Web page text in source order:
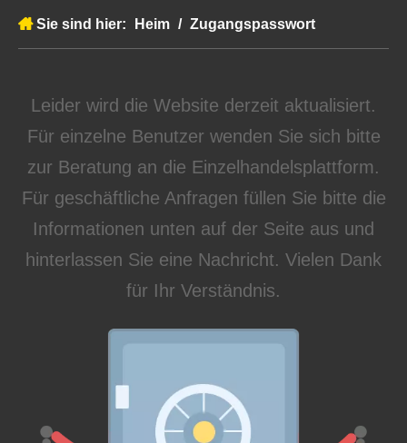
Sie sind hier: Heim / Zugangspasswort
Leider wird die Website derzeit aktualisiert.
Für einzelne Benutzer wenden Sie sich bitte
zur Beratung an die Einzelhandelsplattform.
Für geschäftliche Anfragen füllen Sie bitte die
Informationen unten auf der Seite aus und
hinterlassen Sie eine Nachricht. Vielen Dank
für Ihr Verständnis.